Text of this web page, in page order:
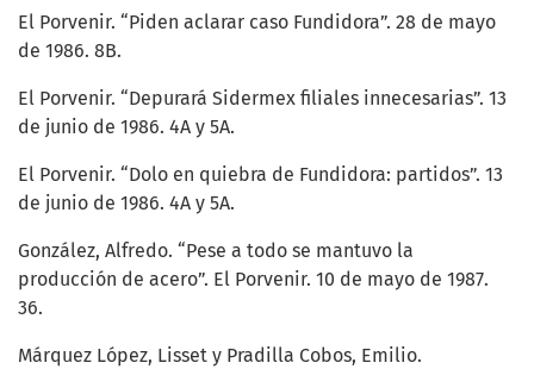
El Porvenir. “Piden aclarar caso Fundidora”. 28 de mayo
de 1986. 8B.
El Porvenir. “Depurará Sidermex filiales innecesarias”. 13
de junio de 1986. 4A y 5A.
El Porvenir. “Dolo en quiebra de Fundidora: partidos”. 13
de junio de 1986. 4A y 5A.
González, Alfredo. “Pese a todo se mantuvo la
producción de acero”. El Porvenir. 10 de mayo de 1987.
36.
Márquez López, Lisset y Pradilla Cobos, Emilio.